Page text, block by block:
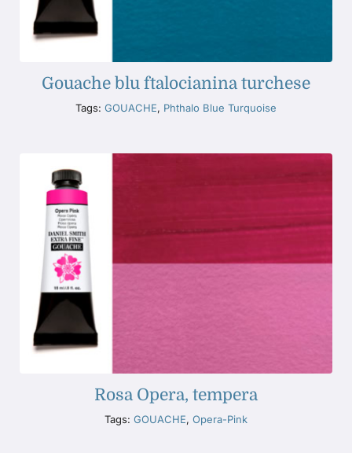
Gouache blu ftalocianina turchese
Tags: GOUACHE, Phthalo Blue Turquoise
Rosa Opera, tempera
Tags: GOUACHE, Opera-Pink